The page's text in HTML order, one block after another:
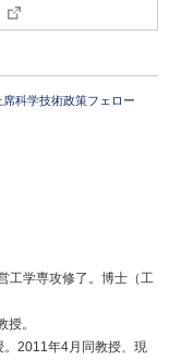
科学技術政策フェロー
工学専攻修了。博士（工
。
2011年4月同教授、現